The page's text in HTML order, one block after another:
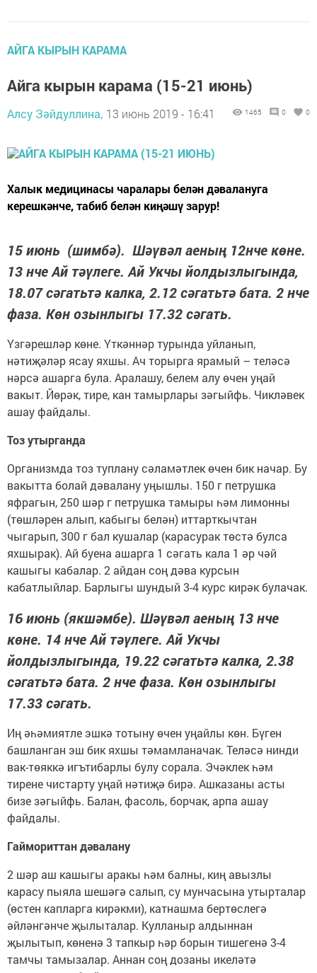
АЙГА КЫРЫН КАРАМА
Айга кырын карама (15-21 июнь)
Алсу Зәйдуллина, 13 июнь 2019 - 16:41 1465 0 0
Халык медицинасы чаралары белән дәвалануга
керешкәнче, табиб белән киңәшү зарур!
15 июнь (шимбә). Шәүвәл аеның 12нче көне.
13 нче Ай тәүлеге. Ай Укчы йолдызлыгында,
18.07 сәгатьтә калка, 2.12 сәгатьтә бата. 2 нче
фаза. Көн озынлыгы 17.32 сәгать.
Үзгәрешләр көне. Үткәннәр турында уйланып,
нәтиҗәләр ясау яхшы. Ач торырга ярамый – теләсә
нәрсә ашарга була. Аралашу, белем алу өчен уңай
вакыт. Йөрәк, тире, кан тамырлары зәгыйфь. Чикләвек
ашау файдалы.
Тоз утырганда
Организмда тоз туплану сәламәтлек өчен бик начар. Бу
вакытта болай дәвалану уңышлы. 150 г петрушка
яфрагын, 250 шәр г петрушка тамыры һәм лимонны
(төшләрен алып, кабыгы белән) иттарткычтан
чыгарып, 300 г бал кушалар (карасурак төстә булса
яхшырак). Ай буена ашарга 1 сәгать кала 1 әр чәй
кашыгы кабалар. 2 айдан соң дәва курсын
кабатлыйлар. Барлыгы шундый 3-4 курс кирәк булачак.
16 июнь (якшәмбе). Шәүвәл аеның 13 нче
көне. 14 нче Ай тәүлеге. Ай Укчы
йолдызлыгында, 19.22 сәгатьтә калка, 2.38
сәгатьтә бата. 2 нче фаза. Көн озынлыгы
17.33 сәгать.
Иң әһәмиятле эшкә тотыну өчен уңайлы көн. Бүген
башланган эш бик яхшы тәмамланачак. Теләсә нинди
вак-төяккә игътибарлы булу сорала. Эчәклек һәм
тирене чистарту уңай нәтиҗә бирә. Ашказаны асты
бизе зәгыйфь. Балан, фасоль, борчак, арпа ашау
файдалы.
Гаймориттан дәвалану
2 шәр аш кашыгы аракы һәм балны, киң авызлы
карасу пыяла шешәгә салып, су мунчасына утырталар
(өстен капларга кирәкми), катнашма бертөслегә
әйләнгәнче җылыталар. Кулланыр алдыннан
җылытып, көненә 3 тапкыр һәр борын тишегенә 3-4
тамчы тамызалар. Аннан соң дозаны икеләтә